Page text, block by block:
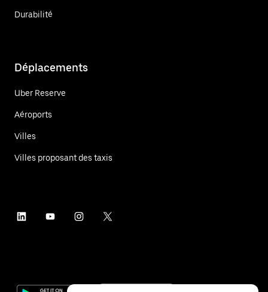
Durabilité
Déplacements
Uber Reserve
Aéroports
Villes
Villes proposant des taxis